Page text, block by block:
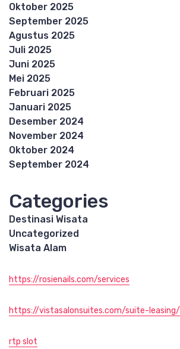
Oktober 2025
September 2025
Agustus 2025
Juli 2025
Juni 2025
Mei 2025
Februari 2025
Januari 2025
Desember 2024
November 2024
Oktober 2024
September 2024
Categories
Destinasi Wisata
Uncategorized
Wisata Alam
https://rosienails.com/services
https://vistasalonsuites.com/suite-leasing/
rtp slot